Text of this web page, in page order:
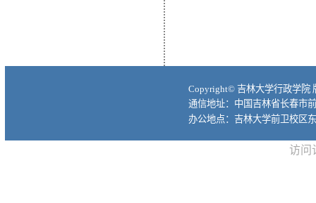
Copyright© 吉林大学行政学院
通信地址：中国吉林省长春市
办公地点：吉林大学前卫校区
访问